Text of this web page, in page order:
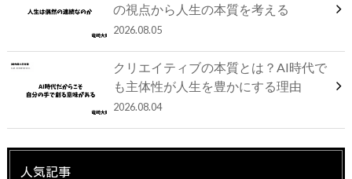
の視点から人生の本質を考える
2026.08.05
クリエイティブの本質とは？AI時代で
も主体性が人生を豊かにする理由
2026.08.04
人気記事